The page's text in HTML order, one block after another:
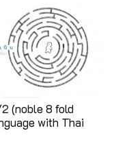
(noble 8 fold
with Thai